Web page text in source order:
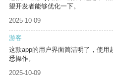
望开发者能够优化一下。
2025-10-09
游客
这款app的用户界面简洁明了，使
悉操作。
2025-10-09